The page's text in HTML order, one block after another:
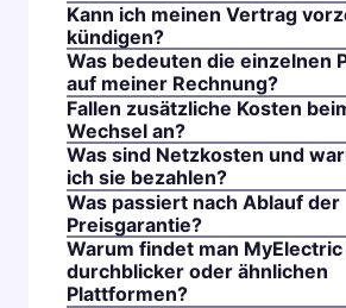
Kann ich meinen Vertrag
kündigen?
Was bedeuten die einzelnen
auf meiner Rechnung?
Fallen zusätzliche Kosten
Wechsel an?
Was sind Netzkosten und
ich sie bezahlen?
Was passiert nach Ablauf der
Preisgarantie?
Warum findet man
durchblicker oder ähnlichen
Plattformen?